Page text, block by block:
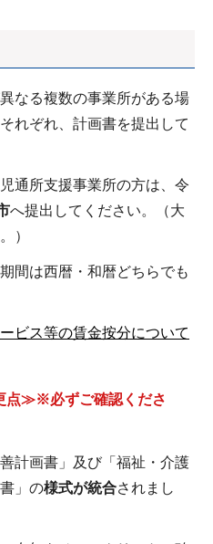
なる複数の事業所がある場
れぞれ、計画書を提出して
通所支援事業所の方は、令
へ提出してください。（大
）
間は西暦・和暦どちらでも
ビス等の賃金按分について
点≫※必ずご確認くださ
計画書」及び「福祉・介護
」の様式が統合されまし